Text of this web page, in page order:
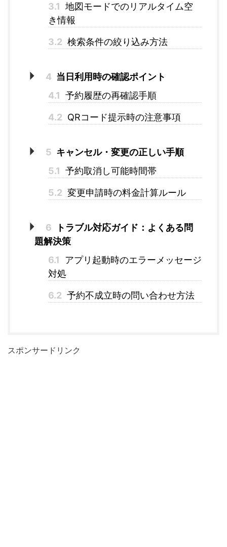
3.1 地図モードでのリアルタイム空
き情報
3.2 検索条件の絞り込み方法
4 当日利用時の確認ポイント
4.1 予約履歴の再確認手順
4.2 QRコード提示時の注意事項
5 キャンセル・変更の正しい手順
5.1 予約取消し可能時間帯
5.2 変更申請時の料金計算ルール
6
トラブル対応ガイド：よくある問
題解決策
6.1
アプリ起動時のエラーメッセージ
対処
6.2 予約不成立時の問い合わせ方法
スポンサードリンク